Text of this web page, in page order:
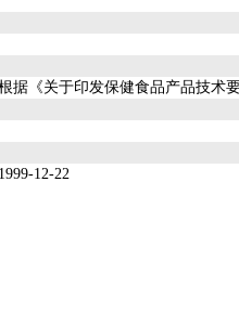
据《关于印发保健食品产品技术
1999-12-22